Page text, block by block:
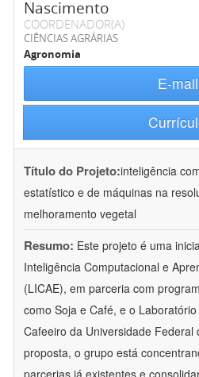
Nascimento
COORDENADOR(A)
CIÊNCIAS AGRÁRIAS
Agronomia
E-mail
Título do Projeto:inteligência
estatístico e de máquinas na
melhoramento vegetal
Resumo: Este projeto é uma
Inteligência Computacional e
(LICAE), em parceria com
como Soja e Café, e o
Cafeeiro da Universidade Federal
proposta, o grupo está